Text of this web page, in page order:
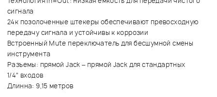
сигнала
24к позолоченные штекеры обеспечивают превосходную
передачу сигнала и устойчивы к коррозии
Встроенный Mute переключатель для бесшумной смены
инструмента
Разъемы: прямой Jack – прямой Jack для стандартных
1/4" входов
Длинна: 9,15 метров